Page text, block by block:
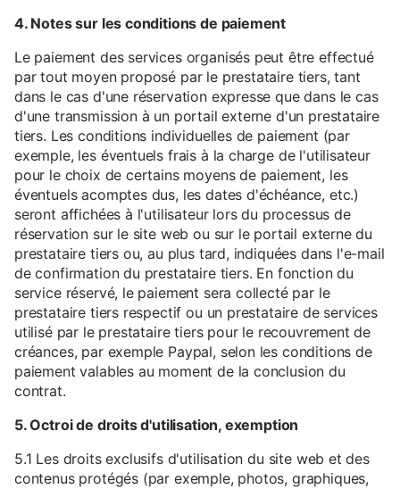
4. Notes sur les conditions de paiement
Le paiement des services organisés peut être effectué
par tout moyen proposé par le prestataire tiers, tant
dans le cas d'une réservation expresse que dans le cas
d'une transmission à un portail externe d'un prestataire
tiers. Les conditions individuelles de paiement (par
exemple, les éventuels frais à la charge de l'utilisateur
pour le choix de certains moyens de paiement, les
éventuels acomptes dus, les dates d'échéance, etc.)
seront affichées à l'utilisateur lors du processus de
réservation sur le site web ou sur le portail externe du
prestataire tiers ou, au plus tard, indiquées dans l'e-mail
de confirmation du prestataire tiers. En fonction du
service réservé, le paiement sera collecté par le
prestataire tiers respectif ou un prestataire de services
utilisé par le prestataire tiers pour le recouvrement de
créances, par exemple Paypal, selon les conditions de
paiement valables au moment de la conclusion du
contrat.
5. Octroi de droits d'utilisation, exemption
5.1 Les droits exclusifs d'utilisation du site web et des
contenus protégés (par exemple, photos, graphiques,